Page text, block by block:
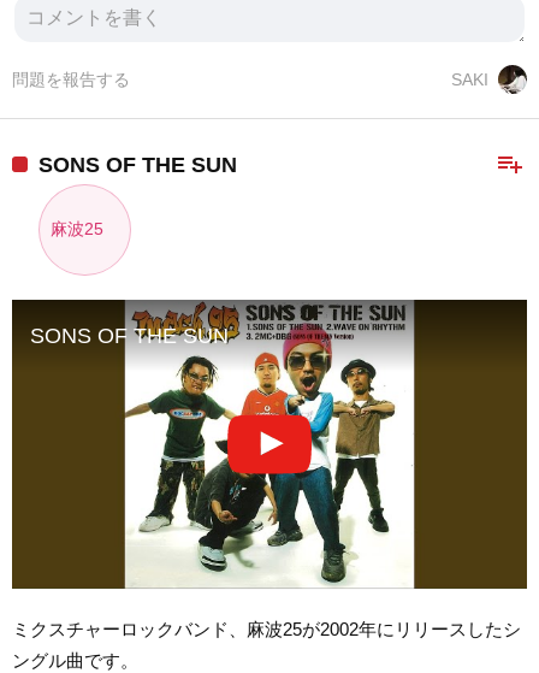
SAKI
問題を報告する
playlist_add
SONS OF THE SUN
麻波25
SONS OF THE SUN
ミクスチャーロックバンド、麻波25が2002年にリリースしたシ
ングル曲です。